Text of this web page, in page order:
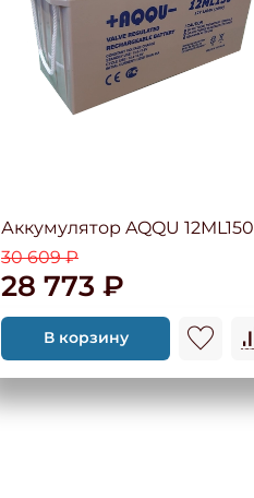
Аккумулятор AQQU 12ML150
30 609 ₽
28 773 ₽
В корзину